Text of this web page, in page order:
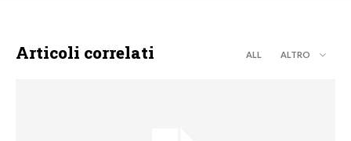
Articoli correlati ALL ALTRO